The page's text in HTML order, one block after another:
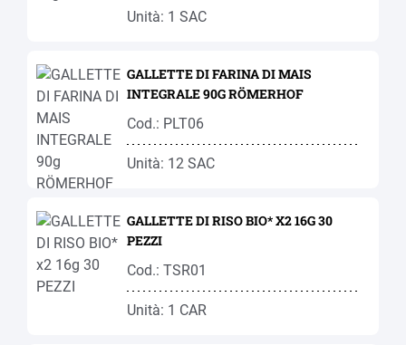
Unità: 1 SAC
GALLETTE DI FARINA DI MAIS
INTEGRALE 90G RÖMERHOF
Cod.: PLT06
Unità: 12 SAC
GALLETTE DI RISO BIO* X2 16G 30
PEZZI
Cod.: TSR01
Unità: 1 CAR